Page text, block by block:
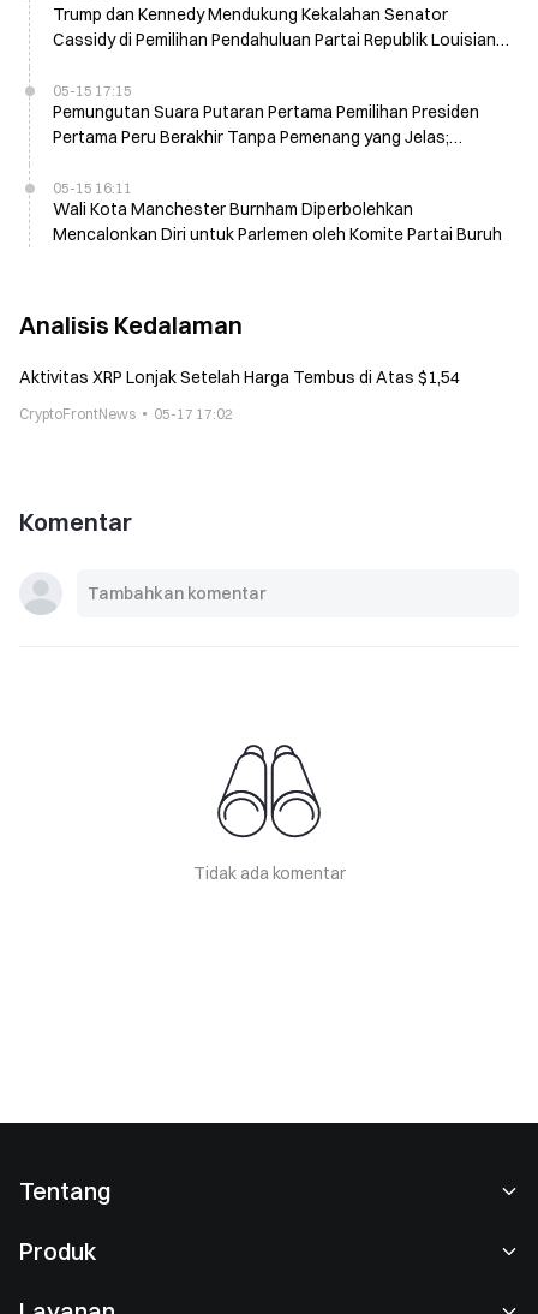
Trump dan Kennedy Mendukung Kekalahan Senator
Cassidy di Pemilihan Pendahuluan Partai Republik Louisiana
05-15 17:15
Pemungutan Suara Putaran Pertama Pemilihan Presiden
Pertama Peru Berakhir Tanpa Pemenang yang Jelas;
05-15 16:11
Wali Kota Manchester Burnham Diperbolehkan
Mencalonkan Diri untuk Parlemen oleh Komite Partai Buruh
Analisis Kedalaman
Aktivitas XRP Lonjak Setelah Harga Tembus di Atas $1,54
CryptoFrontNews 05-17 17:02
Komentar
Tidak ada komentar
Tentang
Produk